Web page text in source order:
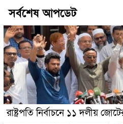
সর্বশেষ আপডেট
রাষ্ট্রপতি নির্বাচনে ১১ দলীয়